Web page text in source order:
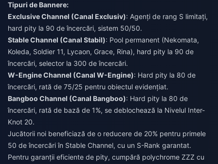
Tipuri de Bannere:
Exclusive Channel (Canal Exclusiv): Agenți de rang S limitați,
hard pity la 90 de încercări, sistem 50/50.
Stable Channel (Canal Stabil): Pool permanent (Nekomata,
Koleda, Soldier 11, Lycaon, Grace, Rina), hard pity la 90 de
încercări, selector la 300 de încercări.
W-Engine Channel (Canal W-Engine): Hard pity la 80 de
încercări, rată de 75/25 pentru obiectul evidențiat.
Bangboo Channel (Canal Bangboo): Hard pity la 80 de
încercări, rată de bază de 1%, se deblochează la Nivelul Inter-
Knot 20.
Jucătorii noi beneficiază de o reducere de 20% pentru primele
50 de încercări în Stable Channel, cu un S-Rank garantat.
Pentru garanții eficiente de pity, cumpără polychrome ZZZ cu